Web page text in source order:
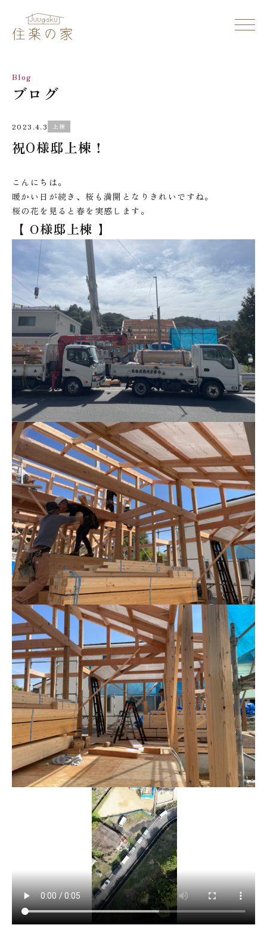
ブログ
Blog
2023.4.3 上棟
祝O様邸上棟！
こんにちは。
暖かい日が続き、桜も満開となりきれいですね。
桜の花を見ると春を実感します。
【 O様邸上棟 】